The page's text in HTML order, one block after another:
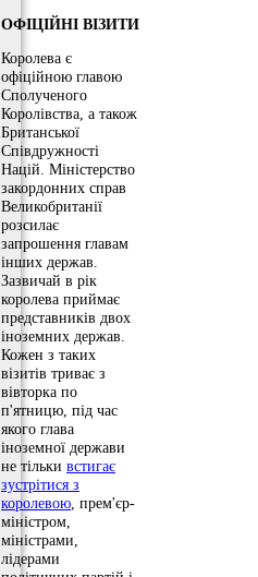
ОФІЦІЙНІ ВІЗИТИ
Королева є
офіційною главою
Сполученого
Королівства, а також
Британської
Співдружності
Націй. Міністерство
закордонних справ
Великобританії
розсилає
запрошення главам
інших держав.
Зазвичай в рік
королева приймає
представників двох
іноземних держав.
Кожен з таких
візитів триває з
вівторка по
п'ятницю, під час
якого глава
іноземної держави
не тільки встигає
зустрітися з
королевою , прем'єр-
міністром,
міністрами,
лідерами